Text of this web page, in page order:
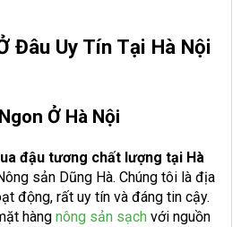
Đâu Uy Tín Tại Hà Nội
Ở Hà Nội
đậu tương chất lượng tại Hà
sản Dũng Hà. Chúng tôi là địa
động, rất uy tín và đáng tin cậy.
hàng nông sản sạch với nguồn